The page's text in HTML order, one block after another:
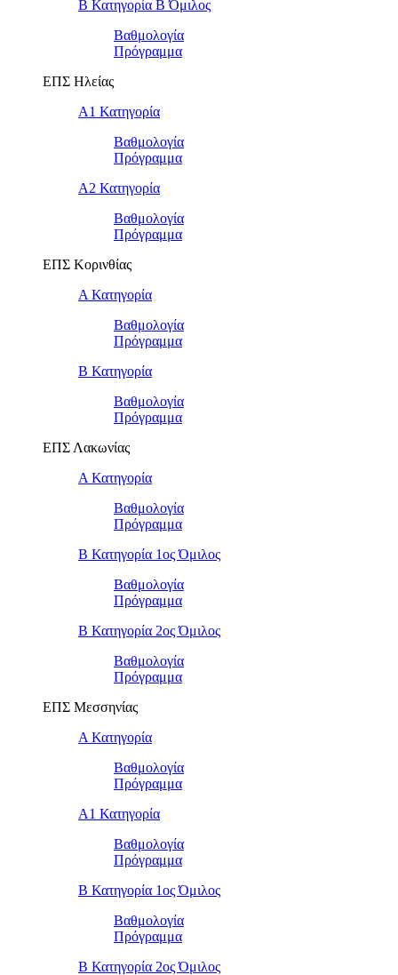
Β Κατηγορία Β Όμιλος
Βαθμολογία
Πρόγραμμα
ΕΠΣ Ηλείας
Α1 Κατηγορία
Βαθμολογία
Πρόγραμμα
Α2 Κατηγορία
Βαθμολογία
Πρόγραμμα
ΕΠΣ Κορινθίας
Α Κατηγορία
Βαθμολογία
Πρόγραμμα
Β Κατηγορία
Βαθμολογία
Πρόγραμμα
ΕΠΣ Λακωνίας
Α Κατηγορία
Βαθμολογία
Πρόγραμμα
Β Κατηγορία 1ος Όμιλος
Βαθμολογία
Πρόγραμμα
Β Κατηγορία 2ος Όμιλος
Βαθμολογία
Πρόγραμμα
ΕΠΣ Μεσσηνίας
Α Κατηγορία
Βαθμολογία
Πρόγραμμα
Α1 Κατηγορία
Βαθμολογία
Πρόγραμμα
Β Κατηγορία 1ος Όμιλος
Βαθμολογία
Πρόγραμμα
Β Κατηγορία 2ος Όμιλος